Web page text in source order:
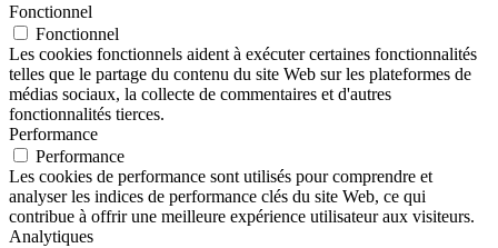
Fonctionnel
Fonctionnel
Les cookies fonctionnels aident à exécuter certaines fonctionnalités
telles que le partage du contenu du site Web sur les plateformes de
médias sociaux, la collecte de commentaires et d'autres
fonctionnalités tierces.
Performance
Performance
Les cookies de performance sont utilisés pour comprendre et
analyser les indices de performance clés du site Web, ce qui
contribue à offrir une meilleure expérience utilisateur aux visiteurs.
Analytiques